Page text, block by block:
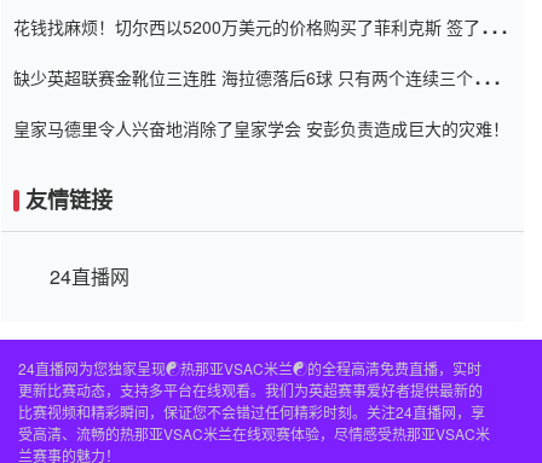
花钱找麻烦！切尔西以5200万美元的价格购买了菲利克斯 签了7年
缺少英超联赛金靴位三连胜 海拉德落后6球 只有两个连续三个连续
皇家马德里令人兴奋地消除了皇家学会 安彭负责造成巨大的灾难！
友情链接
24直播网
24直播网为您独家呈现☯️热那亚VSAC米兰☯️的全程高清免费直播，实时
更新比赛动态，支持多平台在线观看。我们为英超赛事爱好者提供最新的
比赛视频和精彩瞬间，保证您不会错过任何精彩时刻。关注24直播网，享
受高清、流畅的热那亚VSAC米兰在线观赛体验，尽情感受热那亚VSAC米
兰赛事的魅力！